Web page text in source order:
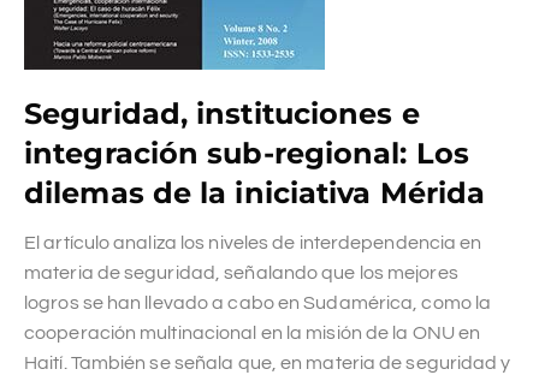
Seguridad, instituciones e
integración sub-regional: Los
dilemas de la iniciativa Mérida
El artículo analiza los niveles de interdependencia en
materia de seguridad, señalando que los mejores
logros se han llevado a cabo en Sudamérica, como la
cooperación multinacional en la misión de la ONU en
Haití. También se señala que, en materia de seguridad y